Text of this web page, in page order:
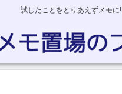
試したことをとりあえずメモに!